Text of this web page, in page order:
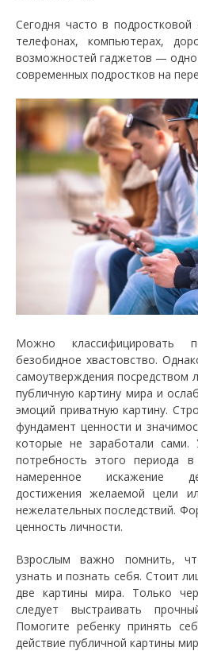
Сегодня часто в
телефонах, компьютерах,
возможностей гаджетов — одно
современных подростков на
Можно классифицировать
безобидное хвастовство.
самоутверждения посредством
публичную картину мира и
эмоций приватную картину.
фундамент ценности и
которые не заработали сами.
потребность этого периода
намеренное искажение
достижения желаемой цели
нежелательных последствий.
ценность личности.
Взрослым важно помнить,
узнать и познать себя. Стоит
две картины мира. Только
следует выстраивать
Помогите ребенку принять
действие публичной картины